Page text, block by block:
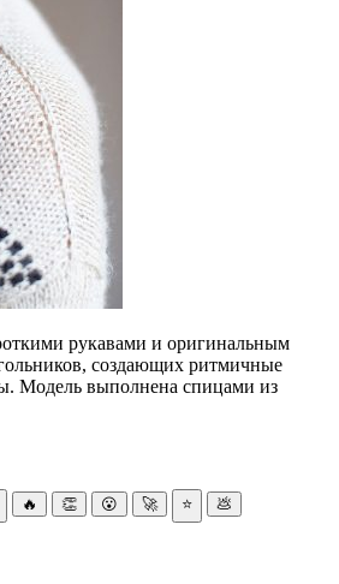
рукавами и оригинальным
создающих ритмичные
Модель выполнена спицами из
🔥 👏 😮 🚀 ⭐ 💩